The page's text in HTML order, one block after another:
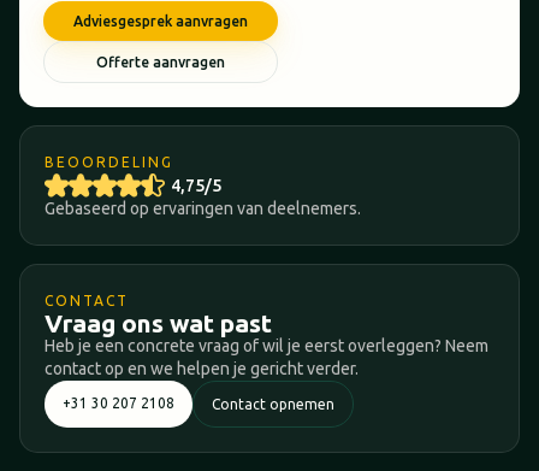
Adviesgesprek aanvragen
Offerte aanvragen
BEOORDELING
4,75/5
Gebaseerd op ervaringen van deelnemers.
CONTACT
Vraag ons wat past
Heb je een concrete vraag of wil je eerst overleggen? Neem
contact op en we helpen je gericht verder.
+31 30 207 2108 Contact opnemen